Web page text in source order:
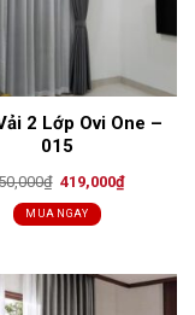
2 Lớp Ovi One –
015
₫ Original
price
was:
750,000₫.
419,000₫Current
MUA NGAY